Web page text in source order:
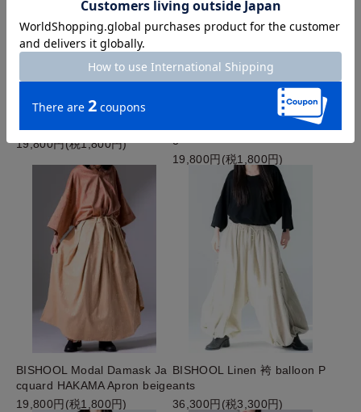
BISHOOL Modal Damask Ja
19,800円(税1,800円)
BISHOOL Modal Damask Ja
cquard HAKAMA Apron shuir
o
19,800円(税1,800円)
BISHOOL Modal Damask Ja
cquard HAKAMA Apron beige
19,800円(税1,800円)
BISHOOL Linen 袴 balloon P
ants
36,300円(税3,300円)